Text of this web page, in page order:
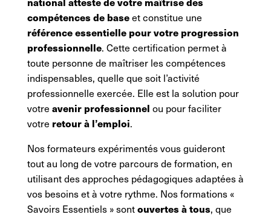
compétences de baseet constitue une
référence essentielle pour votre progression
professionnelle. Cette certification permet à
toute personne de maîtriser les compétences
indispensables, quelle que soit l’activité
professionnelle exercée. Elle est la solution pour
votre avenir professionnel ou pour faciliter
votre retour à l’emploi.
Nos formateurs expérimentés vous guideront
tout au long de votre parcours de formation, en
utilisant des approches pédagogiques adaptées à
vos besoins et à votre rythme. Nos formations «
Savoirs Essentiels » sontouvertes à tous, que